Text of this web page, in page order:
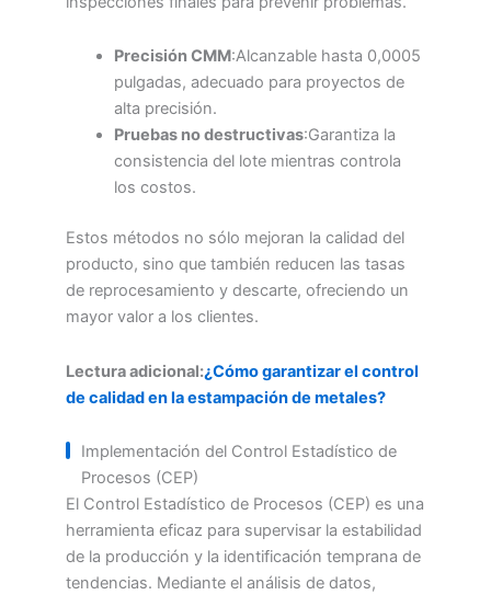
Precisión CMM:Alcanzable hasta 0,0005
pulgadas, adecuado para proyectos de
alta precisión.
Pruebas no destructivas:Garantiza la
consistencia del lote mientras controla
los costos.
Estos métodos no sólo mejoran la calidad del
producto, sino que también reducen las tasas
de reprocesamiento y descarte, ofreciendo un
mayor valor a los clientes.
Lectura adicional:¿Cómo garantizar el control
de calidad en la estampación de metales?
Implementación del Control Estadístico de
Procesos (CEP)
El Control Estadístico de Procesos (CEP) es una
herramienta eficaz para supervisar la estabilidad
de la producción y la identificación temprana de
tendencias. Mediante el análisis de datos,